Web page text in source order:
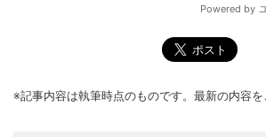
※記事内容は執筆時点のものです。最新の内容を